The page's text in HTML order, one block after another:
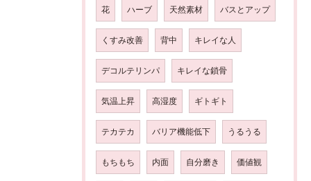
花 ハーブ 天然素材 バスとアップ
くすみ改善 背中 キレイな人
デコルテリンパ キレイな鎖骨
気温上昇 高湿度 ギトギト
テカテカ バリア機能低下 うるうる
もちもち 内面 自分磨き 価値観